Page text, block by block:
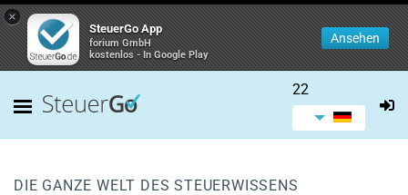
×
SteuerGo App
forium GmbH
kostenlos - In Google Play
Ansehen
22
DIE GANZE WELT DES STEUERWISSENS